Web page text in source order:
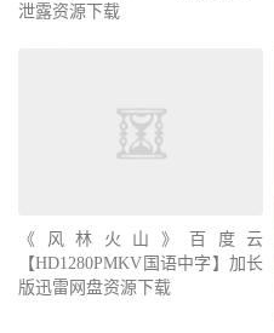
泄露资源下载
《风林火山》百度云
【HD1280PMKV国语中字】加长
版迅雷网盘资源下载